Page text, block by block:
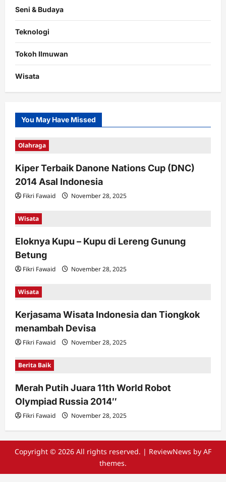
Seni & Budaya
Teknologi
Tokoh Ilmuwan
Wisata
You May Have Missed
Olahraga
Kiper Terbaik Danone Nations Cup (DNC)
2014 Asal Indonesia
Fikri Fawaid November 28, 2025
Wisata
Eloknya Kupu – Kupu di Lereng Gunung
Betung
Fikri Fawaid November 28, 2025
Wisata
Kerjasama Wisata Indonesia dan Tiongkok
menambah Devisa
Fikri Fawaid November 28, 2025
Berita Baik
Merah Putih Juara 11th World Robot
Olympiad Russia 2014″
Fikri Fawaid November 28, 2025
Copyright © 2026 All rights reserved. | ReviewNews by AF
themes.